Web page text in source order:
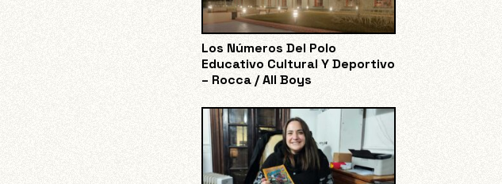
Los Números Del Polo
Educativo Cultural Y Deportivo
– Rocca / All Boys